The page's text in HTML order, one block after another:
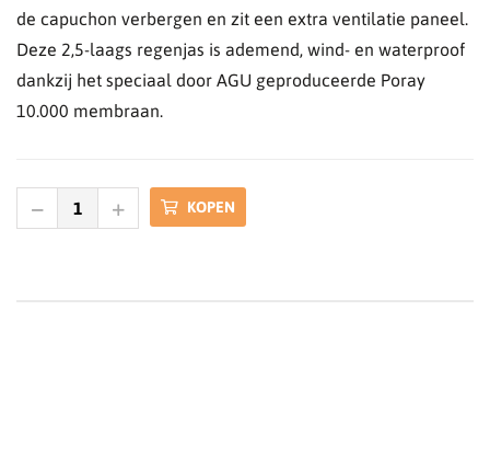
de capuchon verbergen en zit een extra ventilatie paneel.
Deze 2,5-laags regenjas is ademend, wind- en waterproof
dankzij het speciaal door AGU geproduceerde Poray
10.000 membraan.
KOPEN